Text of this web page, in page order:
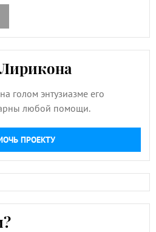
голом энтузиазме его
любой помощи.
ПРОЕКТУ